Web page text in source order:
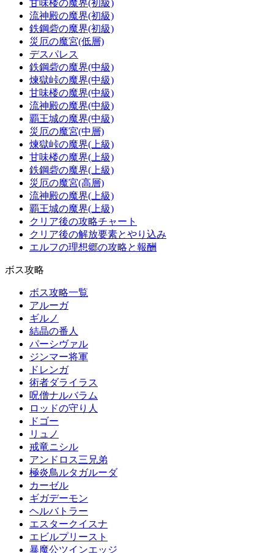
甘味楼の魔界(初級)
流神殿の魔界(初級)
鉄鋼砦の魔界(初級)
災厄の魔宮(低層)
デスパレス
鉄鋼砦の魔界(中級)
煉獄峠の魔界(中級)
甘味楼の魔界(中級)
流神殿の魔界(中級)
覇王城の魔界(中級)
災厄の魔宮(中層)
煉獄峠の魔界(上級)
甘味楼の魔界(上級)
鉄鋼砦の魔界(上級)
災厄の魔宮(高層)
流神殿の魔界(上級)
覇王城の魔界(上級)
クリア後の攻略チャート
クリア後の解放要素とやり込み
エルフの理想郷の攻略と報酬
ボス攻略
ボス攻略一覧
アルーガ
ギルノ
結晶の番人
パーシヴァル
ジンマー将軍
ドレンガ
術者ダライラス
呪僧ナルバラム
ロッドの守り人
ドゴー
リュノ
戒竜ニシル
アンドロス三兄弟
極炎鳥ルタガルーダ
カーゼル
ギガデーモン
ヘルバトラー
エスタークイスナ
エビルプリースト
暴魔公ツインエッジ